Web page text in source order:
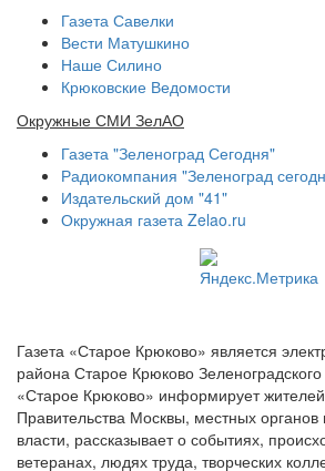
Газета Савелки
Вести Матушкино
Наше Силино
Крюковские Ведомости
Окружные СМИ ЗелАО
Газета "Зеленоград Сегодня"
Радиокомпания "Зеленоград
Издательский дом "41"
Окружная газета Zelao.ru
Газета «Старое Крюково» является
района Старое Крюково
«Старое Крюково» информирует
Правительства Москвы, местных органов
власти, рассказывает о событиях,
ветеранах, людях труда, творческих